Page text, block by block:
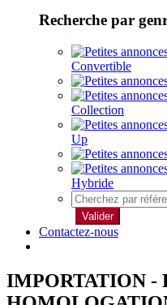
Recherche par
Convertible
Collection
Up
Hybride
Valider
Contactez-nous
IMPORTATION -